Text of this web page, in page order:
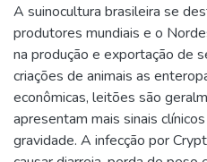
A suinocultura brasileira se
produtores mundiais e o
na produção e exportação de
criações de animais as
econômicas, leitões são
apresentam mais sinais
gravidade. A infecção por